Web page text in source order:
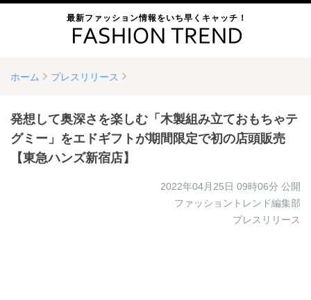
最新ファッション情報をいち早くキャッチ！
ホーム プレスリリース
発想して奥深さを楽しむ「木製組み立ておもちゃテ
グミー」をエドギフトが期間限定で初の店頭販売
【東急ハンズ新宿店】
2022年04月25日 09時06分 公開
ファッショントレンド編集部
プレスリリース